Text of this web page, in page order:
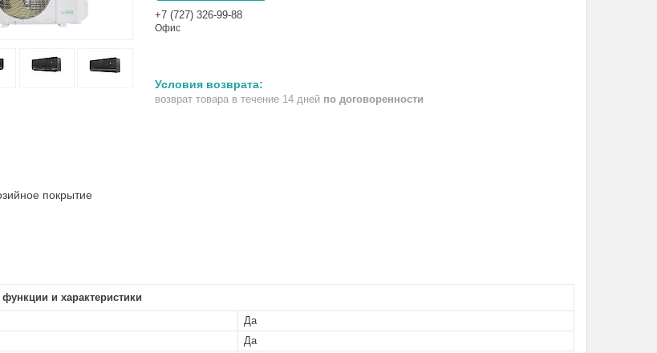
+7 (727) 326-99-88
Офис
возврат товара в течение 14 дней по договоренности
покрытие
и характеристики
Да
Да